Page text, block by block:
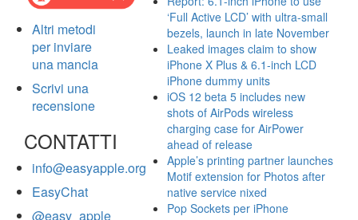
Altri metodi
per inviare
una mancia
Scrivi una
recensione
CONTATTI
info@easyapple.org
EasyChat
@easy_apple
‘Full Active LCD’ with ultra-small
bezels, launch in late November
Leaked images claim to show
iPhone X Plus & 6.1-inch LCD
iPhone dummy units
iOS 12 beta 5 includes new
shots of AirPods wireless
charging case for AirPower
ahead of release
Apple’s printing partner launches
Motif extension for Photos after
native service nixed
Pop Sockets per iPhone